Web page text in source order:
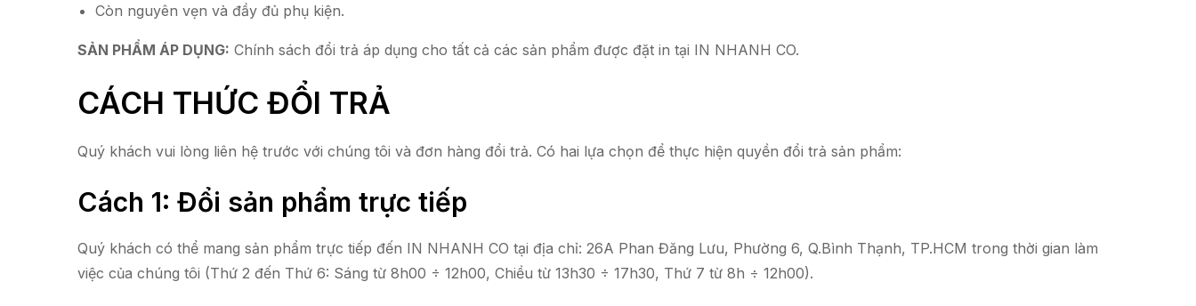
Còn nguyên vẹn và đầy đủ phụ kiện.
SẢN PHẨM ÁP DỤNG: Chính sách đổi trả áp dụng cho tất cả các sản phẩm được đặt in tại IN NHANH CO.
CÁCH THỨC ĐỔI TRẢ
Quý khách vui lòng liên hệ trước với chúng tôi và đơn hàng đổi trả. Có hai lựa chọn để thực hiện quyền đổi trả sản phẩm:
Cách 1: Đổi sản phẩm trực tiếp
Quý khách có thể mang sản phẩm trực tiếp đến IN NHANH CO tại địa chỉ: 26A Phan Đăng Lưu, Phường 6, Q.Bình Thạnh, TP.HCM trong thời gian làm
việc của chúng tôi (Thứ 2 đến Thứ 6: Sáng từ 8h00 ÷ 12h00, Chiều từ 13h30 ÷ 17h30, Thứ 7 từ 8h ÷ 12h00).